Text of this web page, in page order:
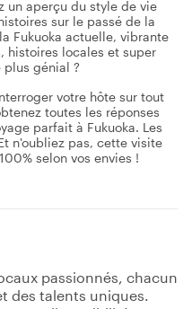
un aperçu du style de vie
sur le passé de la
Fukuoka actuelle, vibrante
histoires locales et super
génial ?
votre hôte sur tout
toutes les réponses
parfait à Fukuoka. Les
n'oubliez pas, cette visite
selon vos envies !
passionnés, chacun
des talents uniques.